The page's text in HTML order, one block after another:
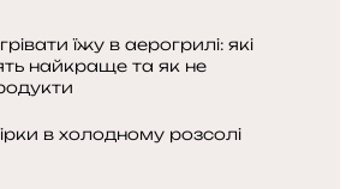
їжу в аерогрилі: які
найкраще та як не
в холодному розсолі